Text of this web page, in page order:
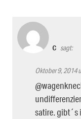
C sagt:
Oktober 9, 2014
satire. gibt´s